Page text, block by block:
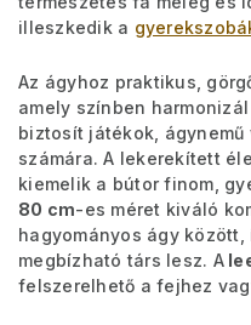
illeszkedik a
Az ágyhoz praktikus,
amely színben
biztosít játékok, ágynemű
számára. A lekerekített
kiemelik a bútor finom,
80 cm-es méret kiváló
hagyományos ágy
megbízható társ lesz. A
felszerelhető a fejhez